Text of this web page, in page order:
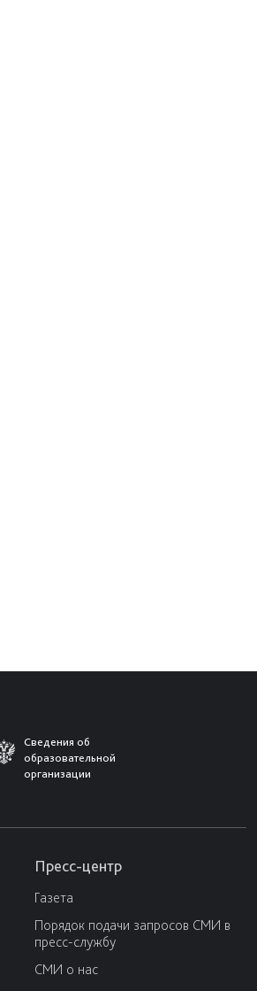
Сведения об
образовательной
организации
Пресс-центр
Газета
Порядок подачи запросов СМИ в
пресс-службу
СМИ о нас